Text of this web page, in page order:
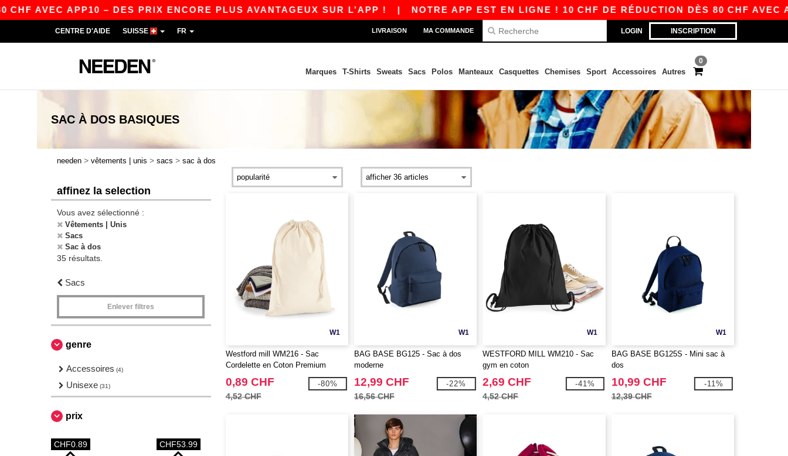
APP10 – DES PRIX ENCORE PLUS AVANTAGEUX SUR L’APP !|NOTRE APP EST EN LIGNE ! 10 CHF DE RÉDUCTION DÈS 80 CHF AVEC APP10 –
LOGIN INSCRIPTION
CENTRE D'AIDE SUISSE FR LIVRAISON MA COMMANDE
0
Marques T-Shirts Sweats Sacs Polos Manteaux Casquettes Chemises Sport Accessoires Autres
SAC À DOS BASIQUES
needen > vêtements | unis > sacs > sac à dos
affinez la selection
Vous avez sélectionné :
Vêtements | Unis
Sacs
Sac à dos
35 résultats.
Sacs
Enlever filtres
genre
Accessoires (4)
Unisexe (31)
prix
CHF0.89 CHF53.99
W1
Westford mill WM216 - Sac
Cordelette en Coton Premium
0,89 CHF
4,52 CHF
-80%
W1
BAG BASE BG125 - Sac à dos
moderne
12,99 CHF
16,56 CHF
-22%
W1
WESTFORD MILL WM210 - Sac
gym en coton
2,69 CHF
4,52 CHF
-41%
W1
BAG BASE BG125S - Mini sac à
dos
10,99 CHF
12,39 CHF
-11%